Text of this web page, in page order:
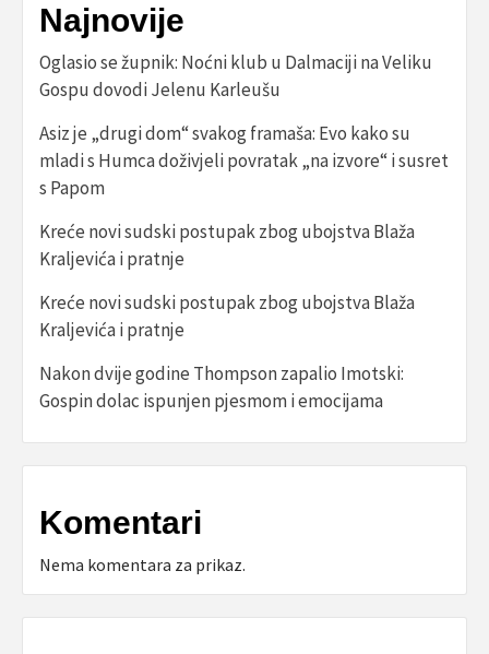
Najnovije
Oglasio se župnik: Noćni klub u Dalmaciji na Veliku
Gospu dovodi Jelenu Karleušu
Asiz je „drugi dom“ svakog framaša: Evo kako su
mladi s Humca doživjeli povratak „na izvore“ i susret
s Papom
Kreće novi sudski postupak zbog ubojstva Blaža
Kraljevića i pratnje
Kreće novi sudski postupak zbog ubojstva Blaža
Kraljevića i pratnje
Nakon dvije godine Thompson zapalio Imotski:
Gospin dolac ispunjen pjesmom i emocijama
Komentari
Nema komentara za prikaz.